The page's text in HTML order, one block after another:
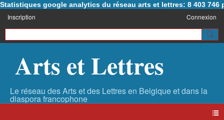
Statistiques google analytics du réseau arts et lettres: 8 403 746
Inscription Connexion
Arts et Lettres